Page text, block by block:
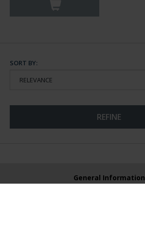
SORT BY:
REFINE
General Information